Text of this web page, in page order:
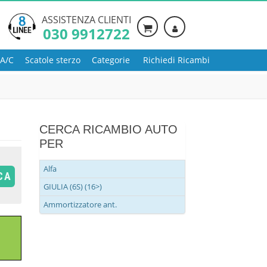
ASSISTENZA CLIENTI
030 9912722
C Scatole sterzo Categorie Richiedi Ricambi
CERCA RICAMBIO AUTO
PER
Alfa
GIULIA (6S) (16>)
Ammortizzatore ant.